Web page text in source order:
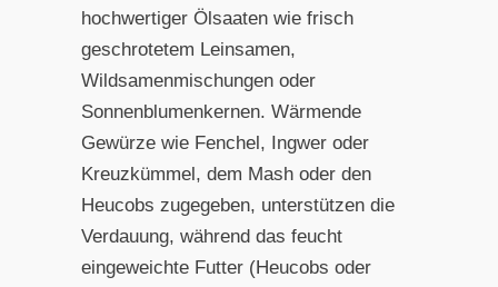
hochwertiger Ölsaaten wie frisch
geschrotetem Leinsamen,
Wildsamenmischungen oder
Sonnenblumenkernen. Wärmende
Gewürze wie Fenchel, Ingwer oder
Kreuzkümmel, dem Mash oder den
Heucobs zugegeben, unterstützen die
Verdauung, während das feucht
eingeweichte Futter (Heucobs oder